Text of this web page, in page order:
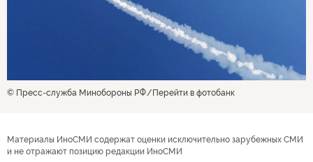
© Пресс-служба Минобороны РФ Перейти в фотобанк
Материалы ИноСМИ содержат оценки исключительно зарубежных СМИ
и не отражают позицию редакции ИноСМИ